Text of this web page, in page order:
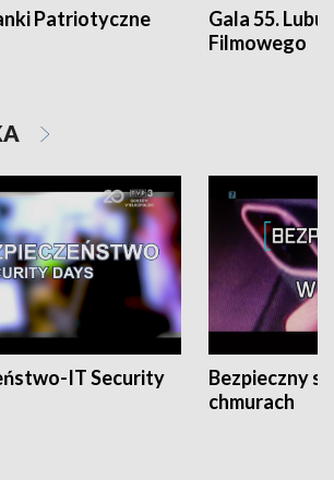
Patriotyczne
Gala 55.
Filmowego
IT Security
Bezpieczny
chmurach